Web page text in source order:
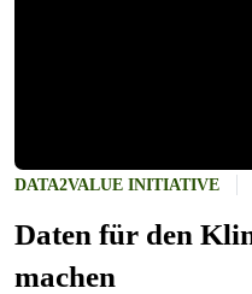
DATA2VALUE INITIATIVE
Daten für den
machen